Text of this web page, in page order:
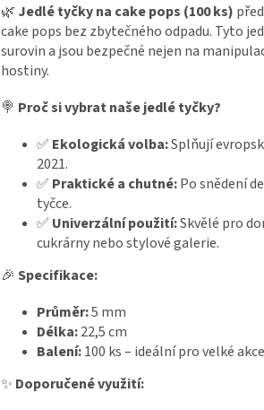
🌿 Jedlé tyčky na cake pops (100 ks)
cake pops bez zbytečného odpadu. Tyto
surovin a jsou bezpečné nejen na
hostiny.
🍭 Proč si vybrat naše jedlé tyčky?
✅ Ekologická volba:Splňují
2021.
✅ Praktické a chutné:Po snědení
tyčce.
✅ Univerzální použití:Skvělé pro
cukrárny nebo stylové galerie.
🎉 Specifikace:
Průměr:5 mm
Délka:22,5 cm
Balení:100 ks – ideální pro velké
✨ Doporučené využití: